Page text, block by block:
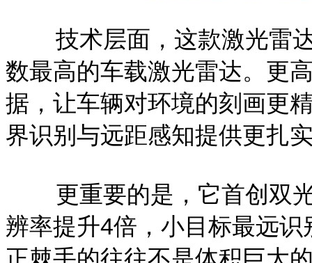
技术层面，这款激光雷达
数最高的车载激光雷达。更
据，让车辆对环境的刻画更
界识别与远距感知提供更扎
更重要的是，它首创双光
辨率提升4倍，小目标最远